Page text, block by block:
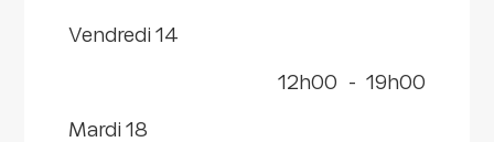
vendredi 14
12h00 - 19h00
mardi 18